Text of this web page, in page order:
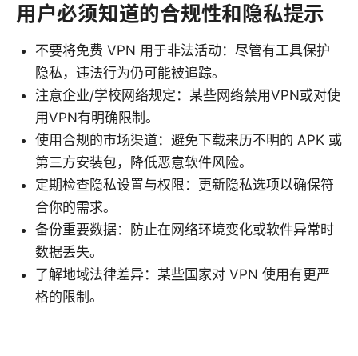
用户必须知道的合规性和隐私提示
不要将免费 VPN 用于非法活动：尽管有工具保护
隐私，违法行为仍可能被追踪。
注意企业/学校网络规定：某些网络禁用VPN或对使
用VPN有明确限制。
使用合规的市场渠道：避免下载来历不明的 APK 或
第三方安装包，降低恶意软件风险。
定期检查隐私设置与权限：更新隐私选项以确保符
合你的需求。
备份重要数据：防止在网络环境变化或软件异常时
数据丢失。
了解地域法律差异：某些国家对 VPN 使用有更严
格的限制。